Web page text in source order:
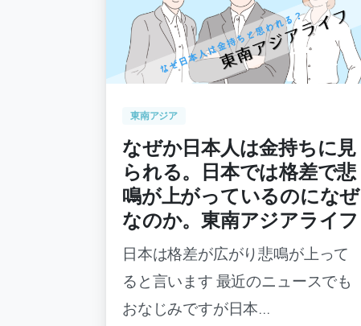
0
東南アジア
なぜか日本人は金持ちに見
られる。日本では格差で悲
鳴が上がっているのになぜ
なのか。東南アジアライフ
日本は格差が広がり悲鳴が上って
ると言います 最近のニュースでも
おなじみですが日本...